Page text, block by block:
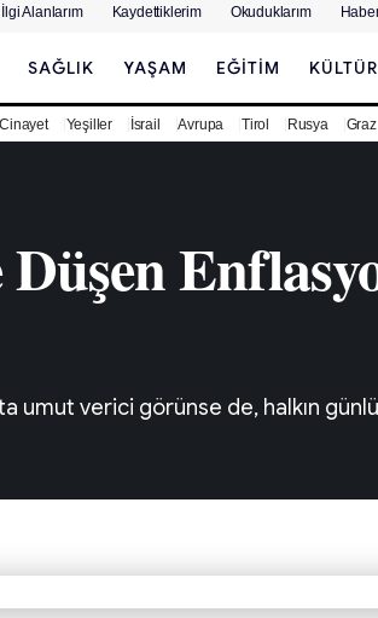
İlgi Alanlarım Kaydettiklerim Okuduklarım
SAĞLIK YAŞAM EĞITIM KÜLTÜR
Cinayet Yeşiller İsrail Avrupa Tirol Rusya Graz
umut verici görünse de, halkın